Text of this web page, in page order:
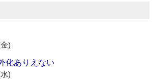
)
化ありえない
)